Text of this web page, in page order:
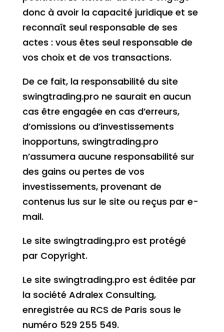
donc à avoir la capacité juridique et se
reconnaît seul responsable de ses
actes : vous êtes seul responsable de
vos choix et de vos transactions.
De ce fait, la responsabilité du site
swingtrading.pro ne saurait en aucun
cas être engagée en cas d’erreurs,
d’omissions ou d’investissements
inopportuns, swingtrading.pro
n’assumera aucune responsabilité sur
des gains ou pertes de vos
investissements, provenant de
contenus lus sur le site ou reçus par e-
mail.
Le site swingtrading.pro est protégé
par Copyright.
Le site swingtrading.pro est éditée par
la société Adralex Consulting,
enregistrée au RCS de Paris sous le
numéro 529 255 549.